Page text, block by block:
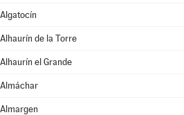
Algatocín
Alhaurín de la Torre
Alhaurín el Grande
Almáchar
Almargen